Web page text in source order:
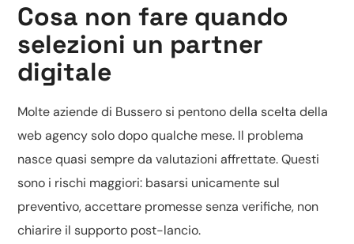
Cosa non fare quando
selezioni un partner
digitale
Molte aziende di Bussero si pentono della scelta della
web agency solo dopo qualche mese. Il problema
nasce quasi sempre da valutazioni affrettate. Questi
sono i rischi maggiori: basarsi unicamente sul
preventivo, accettare promesse senza verifiche, non
chiarire il supporto post-lancio.